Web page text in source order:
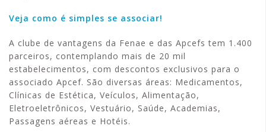
Veja como é simples se associar!
A clube de vantagens da Fenae e das Apcefs tem 1.400
parceiros, contemplando mais de 20 mil
estabelecimentos, com descontos exclusivos para o
associado Apcef. São diversas áreas: Medicamentos,
Clínicas de Estética, Veículos, Alimentação,
Eletroeletrônicos, Vestuário, Saúde, Academias,
Passagens aéreas e Hotéis.